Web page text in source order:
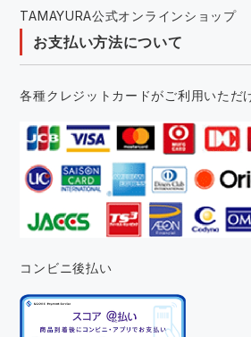
TAMAYURA公式オンラインショップ
お支払い方法について
各種クレジットカードがご利用いただ
コンビニ後払い